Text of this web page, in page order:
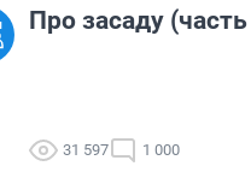
Про засаду
31 597 1 000